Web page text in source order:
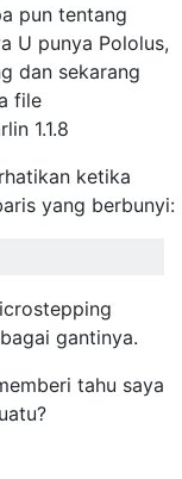
pun tentang
U punya Pololus,
dan sekarang
file
1.1.8
ketika
yang berbunyi:
gantinya.
tahu saya